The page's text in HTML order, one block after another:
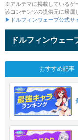
※アルテマに掲載しているゲ
該コンテンツの提供元に帰属
▶ドルフィンウェーブ公式サ
ドルフィンウェー
おすすめ記事